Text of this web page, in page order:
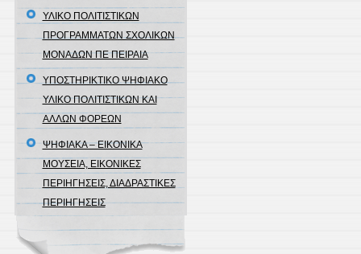
ΥΛΙΚΟ ΠΟΛΙΤΙΣΤΙΚΩΝ
ΠΡΟΓΡΑΜΜΑΤΩΝ ΣΧΟΛΙΚΩΝ
ΜΟΝΑΔΩΝ ΠΕ ΠΕΙΡΑΙΑ
ΥΠΟΣΤΗΡΙΚΤΙΚΟ ΨΗΦΙΑΚΟ
ΥΛΙΚΟ ΠΟΛΙΤΙΣΤΙΚΩΝ ΚΑΙ
ΑΛΛΩΝ ΦΟΡΕΩΝ
ΨΗΦΙΑΚΑ – ΕΙΚΟΝΙΚΑ
ΜΟΥΣΕΙΑ, ΕΙΚΟΝΙΚΕΣ
ΠΕΡΙΗΓΗΣΕΙΣ, ΔΙΑΔΡΑΣΤΙΚΕΣ
ΠΕΡΙΗΓΗΣΕΙΣ